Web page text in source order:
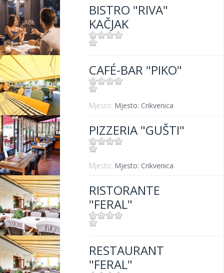
Udaljenost od mora:10 m
BISTRO "RIVA"
KAČJAK
Udaljenost od mora: 10 m
CAFÉ-BAR "PIKO"
Mjesto: Mjesto: Crikvenica
PIZZERIA "GUŠTI"
Mjesto: Mjesto: Crikvenica
Udaljenost od mora:
RISTORANTE
"FERAL"
Udaljenost od mora:
RESTAURANT
"FERAL"